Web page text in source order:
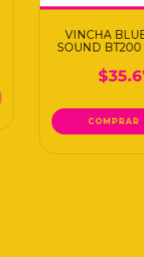
VINCHA
SOUND